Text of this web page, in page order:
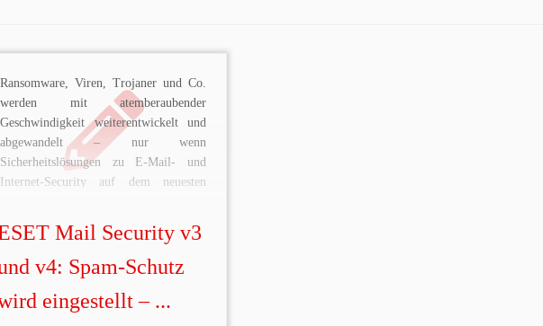
Ransomware, Viren, Trojaner und Co.
werden mit atemberaubender
Geschwindigkeit weiterentwickelt und
abgewandelt – nur wenn
Sicherheitslösungen zu E-Mail- und
Internet-Security auf dem neuesten
bestmögliche Sicherheit garantieren.
Deshalb informieren wir Sie schon jetzt,
dass der Security-Spezialist ESET den
Spam-Schutz älterer Produktversionen
der ESET Mail Security und […]
Mail Security v3
v4: Spam-Schutz
eingestellt – ...